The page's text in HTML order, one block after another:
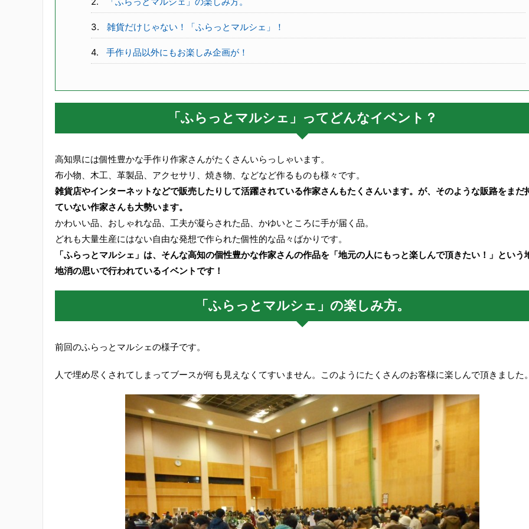
雑貨だけじゃない！「ふらっとマルシェ」！
手作り品以外にもお楽しみ企画が！
「ふらっとマルシェ」ってどんなイベント？
高知県には個性豊かな手作り作家さんがたくさんいらっしゃいます。
布小物、木工、革製品、アクセサリ、焼き物、などなど作るものも様々です。
雑貨店やインターネットなどで販売したりして活躍されている作家さんもたくさんいます。が、そのような販路をまだ
ていない作家さんも大勢います。
かわいい品、おしゃれな品、工夫が凝らされた品、かゆいところに手が届く品。
どれも大量生産にはない自由な発想で作られた個性的な品々ばかりです。
「ふらっとマルシェ」は、そんな高知の個性豊かな作家さんの作品を「地元の人にもっと楽しんで頂きたい！」という
地消の思いで行われているイベントです！
「ふらっとマルシェ」の楽しみ方。
前回のふらっとマルシェの様子です。
人で埋め尽くされてしまってブースが何も見えなくてすいません。このようにたくさんのお客様に楽しんで頂きました